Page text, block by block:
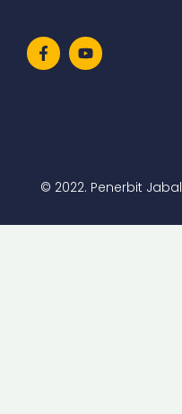
© 2022. Penerbit